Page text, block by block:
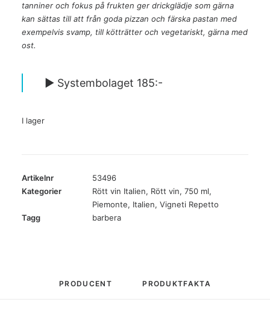
tanniner och fokus på frukten ger drickglädje som gärna
kan sättas till att från goda pizzan och färska pastan med
exempelvis svamp, till kötträtter och vegetariskt, gärna med
ost.
► Systembolaget 185:-
I lager
Artikelnr
53496
Kategorier
Rött vin Italien, Rött vin, 750 ml,
Piemonte, Italien, Vigneti Repetto
Tagg
barbera
PRODUCENT PRODUKTFAKTA